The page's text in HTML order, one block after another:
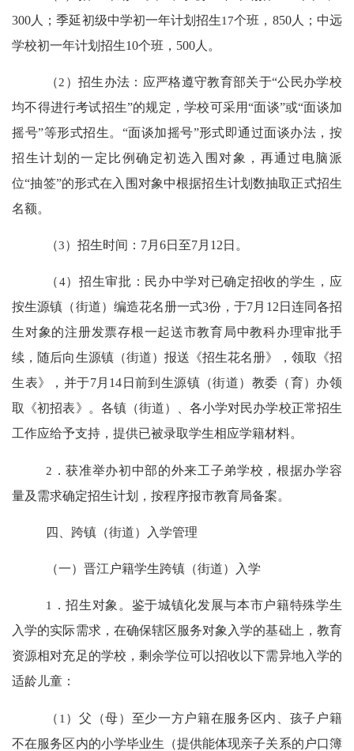
300 人；季延初级中学初一年计划招生17个班， 850人；中远
学校初一年计划招生10个班， 500 人。
（2 ）招生办法：应严格遵守教育部关于“公民办学校
均不得进行考试招生”的规定，学校可采用“面谈”或“面谈加
摇号”等形式招生。 “面谈加摇号”形式即通过面谈办法，按
招生计划的一定比例确定初选入围对象，再通过电脑派
位“抽签”的形式在入围对象中根据招生计划数抽取正式招生
名额。
（3）招生时间： 7月 6日至7月 12 日。
（4）招生审批：民办中学对已确定招收的学生，应
按生源镇（街道）编造花名册一式3份，于7月 12日连同各招
生对象的注册发票存根一起送市教育局中教科办理审批手
续，随后向生源镇（街道）报送《招生花名册》，领取《招
生表》，并于7月 14 日前到生源镇（街道）教委（育）办领
取《初招表》。各镇（街道）、各小学对民办学校正常招生
工作应给予支持，提供已被录取学生相应学籍材料。
2 ．获准举办初中部的外来工子弟学校，根据办学容
量及需求确定招生计划，按程序报市教育局备案。
四、跨镇（街道）入学管理
（一）晋江户籍学生跨镇（街道）入学
1 ．招生对象。鉴于城镇化发展与本市户籍特殊学生
入学的实际需求，在确保辖区服务对象入学的基础上，教育
资源相对充足的学校，剩余学位可以招收以下需异地入学的
适龄儿童：
（ 1 ）父（母）至少一方户籍在服务区内、孩子户籍
不在服务区内的小学毕业生（提供能体现亲子关系的户口簿